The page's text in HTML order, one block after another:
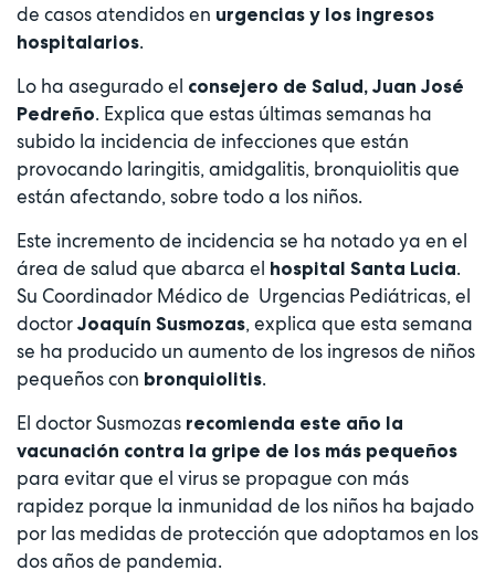
de casos atendidos en urgencias y los ingresos
hospitalarios.
Lo ha asegurado el consejero de Salud, Juan José
Pedreño. Explica que estas últimas semanas ha
subido la incidencia de infecciones que están
provocando laringitis, amidgalitis, bronquiolitis que
están afectando, sobre todo a los niños.
Este incremento de incidencia se ha notado ya en el
área de salud que abarca el hospital Santa Lucia.
Su Coordinador Médico de Urgencias Pediátricas, el
doctor Joaquín Susmozas, explica que esta semana
se ha producido un aumento de los ingresos de niños
pequeños con bronquiolitis.
El doctor Susmozas recomienda este año la
vacunación contra la gripe de los más pequeños
para evitar que el virus se propague con más
rapidez porque la inmunidad de los niños ha bajado
por las medidas de protección que adoptamos en los
dos años de pandemia.